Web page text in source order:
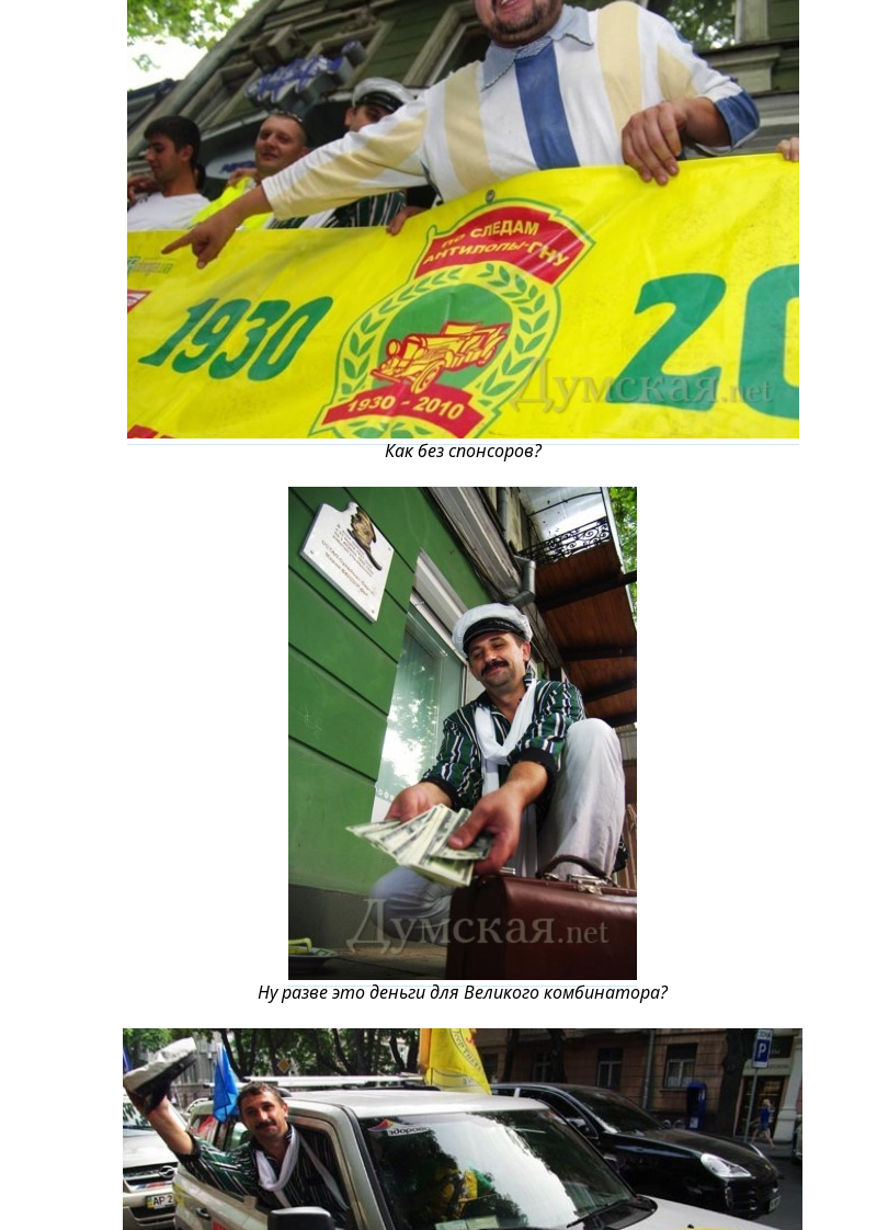
Как без спонсоров?
Ну разве это деньги для Великого комбинатора?